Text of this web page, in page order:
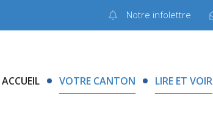
Notre infolettre
ACCUEIL VOTRE CANTON LIRE ET VOIR